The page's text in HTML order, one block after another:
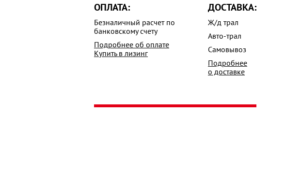
ОПЛАТА:
Безналичный расчет по
банковскому счету
Подробнее об оплате
Купить в лизинг
ДОСТАВКА:
Ж/д трал
Авто-трал
Самовывоз
Подробнее
о доставке